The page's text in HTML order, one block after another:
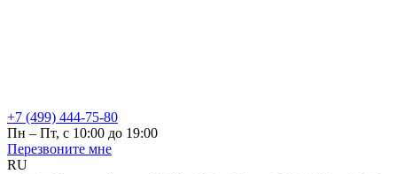
+7 (499) 444-75-80
Пн – Пт, с 10:00 до 19:00
Перезвоните мне
RU